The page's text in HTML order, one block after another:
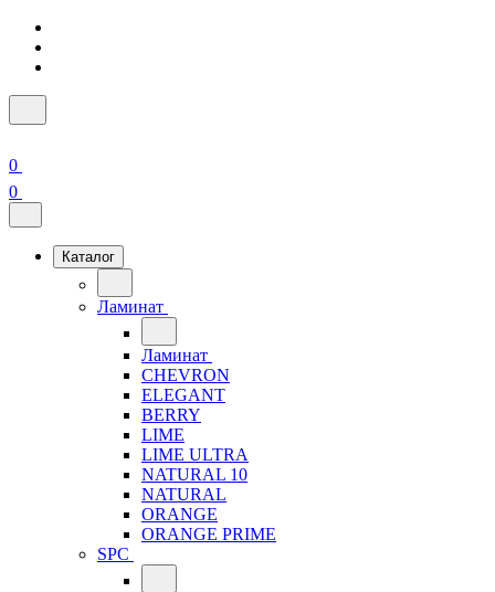
0
0
Каталог
Ламинат
Ламинат
CHEVRON
ELEGANT
BERRY
LIME
LIME ULTRA
NATURAL 10
NATURAL
ORANGE
ORANGE PRIME
SPC